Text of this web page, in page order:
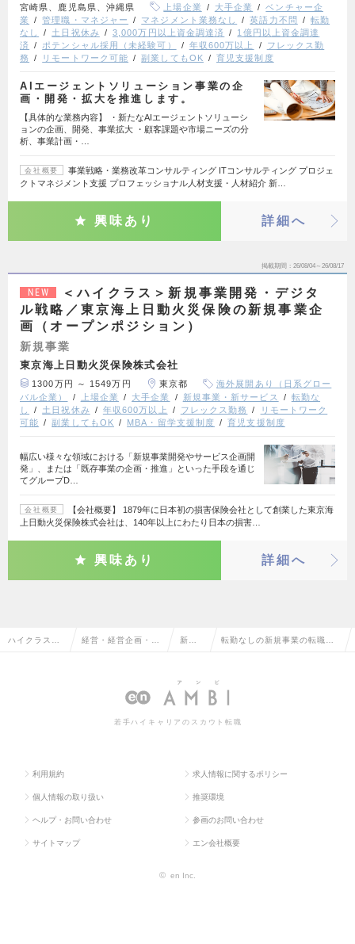
宮崎県、鹿児島県、沖縄県
上場企業 大手企業
ベンチャー企
業
管理職・マネジャー マネジメント業務なし 英語力不問
転勤
なし
土日祝休み 3,000万円以上資金調達済
1億円以上資金調達
済
ポテンシャル採用（未経験可） 年収600万以上
フレックス勤
務
リモートワーク可能 副業してもOK 育児支援制度
AIエージェントソリューション事業の企
画・開発・拡大を推進します。
【具体的な業務内容】 ・新たなAIエージェントソリューシ
ョンの企画、開発、事業拡大 ・顧客課題や市場ニーズの分
析、事業計画・…
会社概要
事業戦略・業務改革コンサルティング ITコンサルティング プロジェ
クトマネジメント支援 プロフェッショナル人材支援・人材紹介 新…
興味あり 詳細へ
掲載期間 26/08/04～26/08/17
NEW
＜ハイクラス＞新規事業開発・デジタ
ル戦略／東京海上日動火災保険の新規事業企
画（オープンポジション）
新規事業
東京海上日動火災保険株式会社
1300万円 ～ 1549万円 東京都
海外展開あり（日系グロー
バル企業）
上場企業 大手企業 新規事業・新サービス
転勤な
し
土日祝休み 年収600万以上 フレックス勤務
リモートワーク
可能
副業してもOK MBA・留学支援制度 育児支援制度
幅広い様々な領域における「新規事業開発やサービス企画開
発」、または「既存事業の企画・推進」といった手段を通じ
てグループD…
会社概要
【会社概要】 1879年に日本初の損害保険会社として創業した東京海
上日動火災保険株式会社は、140年以上にわたり日本の損害…
興味あり 詳細へ
ハイクラス求 経営・経営企画・事 新規 転勤なしの新規事業の転職・
若手ハイキャリアのスカウト転職
利用規約 求人情報に関するポリシー
個人情報の取り扱い 推奨環境
ヘルプ・お問い合わせ 参画のお問い合わせ
サイトマップ エン会社概要
© en Inc.